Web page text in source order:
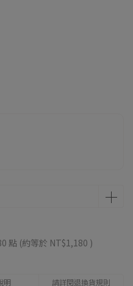
點 (約等於 NT$1,180 )
明 請詳閱退換貨規則